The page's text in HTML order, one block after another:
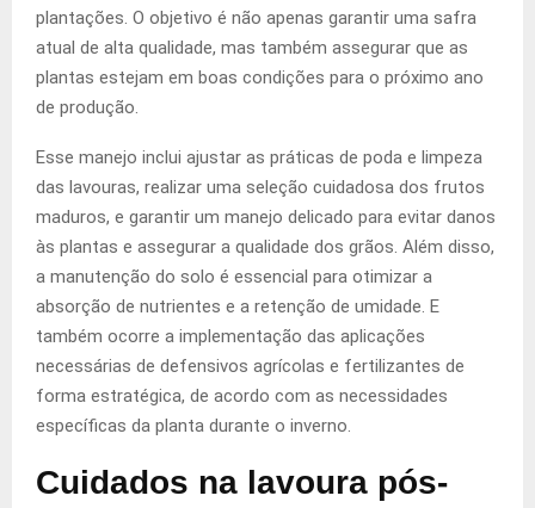
plantações. O objetivo é não apenas garantir uma safra
atual de alta qualidade, mas também assegurar que as
plantas estejam em boas condições para o próximo ano
de produção.
Esse manejo inclui ajustar as práticas de poda e limpeza
das lavouras, realizar uma seleção cuidadosa dos frutos
maduros, e garantir um manejo delicado para evitar danos
às plantas e assegurar a qualidade dos grãos. Além disso,
a manutenção do solo é essencial para otimizar a
absorção de nutrientes e a retenção de umidade. E
também ocorre a implementação das aplicações
necessárias de defensivos agrícolas e fertilizantes de
forma estratégica, de acordo com as necessidades
específicas da planta durante o inverno.
Cuidados na lavoura pós-